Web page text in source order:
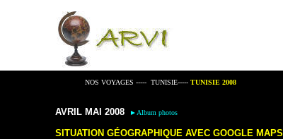
NOS VOYAGES ----- TUNISIE----- TUNISIE 2008
AVRIL MAI 2008 ► Album photos
SITUATION GÉOGRAPHIQUE AVEC GOOGLE MAPS